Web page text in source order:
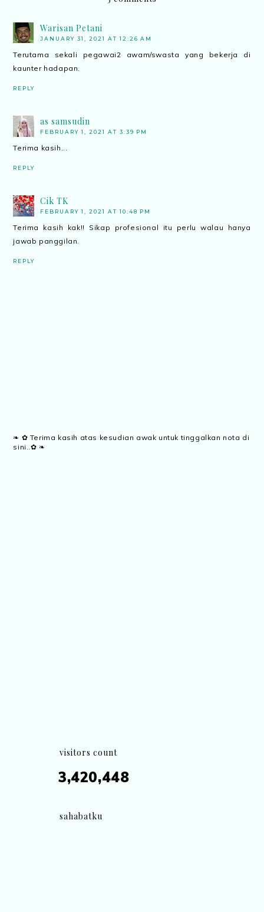
Warisan Petani
JANUARY 31, 2021 AT 12:26 AM
Terutama sekali pegawai2 awam/swasta yang bekerja di
kaunter hadapan.
REPLY
as samsudin
FEBRUARY 1, 2021 AT 3:39 PM
Terima kasih...
REPLY
Cik TK
FEBRUARY 1, 2021 AT 10:48 PM
Terima kasih kak!! Sikap profesional itu perlu walau hanya
jawab panggilan.
REPLY
❧ ✿ Terima kasih atas kesudian awak untuk tinggalkan nota di
sini..✿ ❧
visitors count
3,420,448
sahabatku